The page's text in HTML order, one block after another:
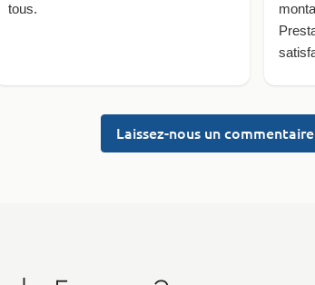
tous.
Laissez-nous un